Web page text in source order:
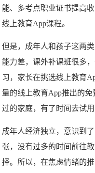
能、多考点职业证书提高
线上教育App课程。
但是，成年人和孩子这两
能力差，课外补课班很多
习，家长在挑选线上教育
量的线上教育App推出的
过的家庭，有了时间去试用
成年人经济独立，意识到
张，没有过多的时间前往
择。所以，在焦虑情绪的